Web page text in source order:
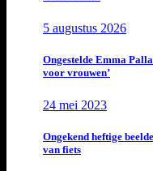
5 augustus 2026
Ongestelde Emma
voor vrouwen’
24 mei 2023
Ongekend heftige
van fiets